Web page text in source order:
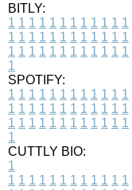
BITLY:
1 1 1 1 1 1 1 1 1 1 1 1
1 1 1 1 1 1 1 1 1 1 1 1
1 1 1 1 1 1 1 1 1 1 1 1
1
SPOTIFY:
1 1 1 1 1 1 1 1 1 1 1 1
1 1 1 1 1 1 1 1 1 1 1 1
1 1 1 1 1 1 1 1 1 1 1 1
1
CUTTLY BIO:
1
1 1 1 1 1 1 1 1 1 1 1 1